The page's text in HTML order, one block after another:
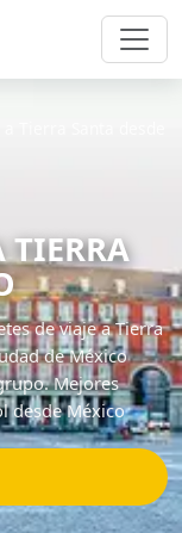
TIERRA
de viaje a Tierra
de México
Mejores
desde México